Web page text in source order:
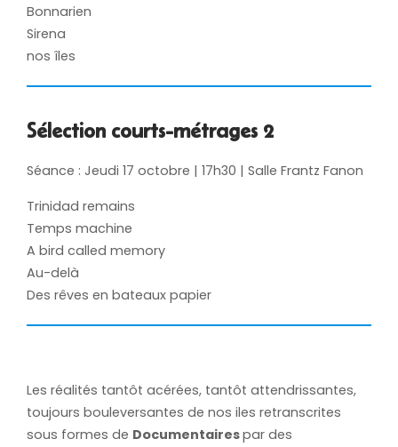
Bonnarien
Sirena
nos îles
Sélection courts-métrages 2
Séance : Jeudi 17 octobre | 17h30 | Salle Frantz Fanon
Trinidad remains
Temps machine
A bird called memory
Au-delà
Des rêves en bateaux papier
Les réalités tantôt acérées, tantôt attendrissantes,
toujours bouleversantes de nos iles retranscrites
sous formes de Documentairespar des